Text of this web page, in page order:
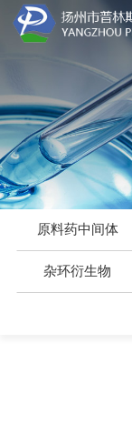
原料药中间体
杂环衍生物